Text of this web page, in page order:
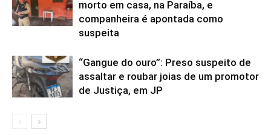
morto em casa, na Paraíba, e
companheira é apontada como
suspeita
“Gangue do ouro”: Preso suspeito de
assaltar e roubar joias de um promotor
de Justiça, em JP